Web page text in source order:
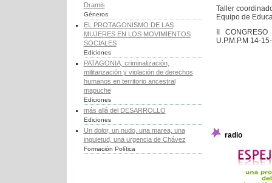
Dramis
Géneros
EL PROTAGONISMO DE LAS
MUJERES EN LOS MOVIMIENTOS
SOCIALES
Ediciones
PATAGONIA, criminalización,
militarización y violación de derechos
humanos en territorio ancestral
mapuche
Ediciones
más allá del DESARROLLO
Ediciones
Un dolor, un nudo, una marea, una
inquietud, una urgencia de Chávez
Formación Política
Taller
Equipo de
II
U.P.M.P.M 14-
radio